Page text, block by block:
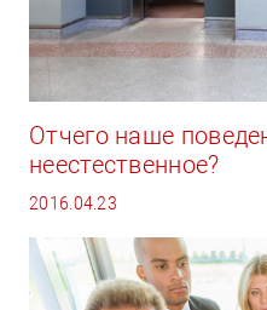
Отчего наше
неестественное?
2016.04.23